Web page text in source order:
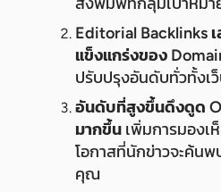
Editorial Backlinks
แข็งแกร่งของ
ปรับปรุงอันดับทั่วทั้งเ
อันดับที่สูงขึ้นดึงดูด
มากขึ้น เพิ่มการมองเ
โอกาสที่นักข่าวจะค้น
คุณ